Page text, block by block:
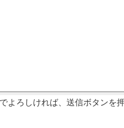
よろしければ、送信ボタンを